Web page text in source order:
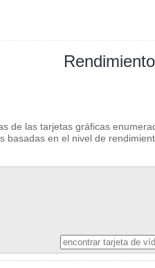
de las tarjetas gráficas
basadas en el nivel de